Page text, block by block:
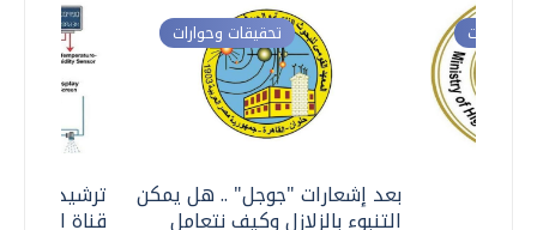
ترشيدا
قناة
تحقيقات وحوارات
بعد إشعارات "جوجل" .. هل يمكن
التنبوء بالزلازل وكيف نتعامل
وحوارات